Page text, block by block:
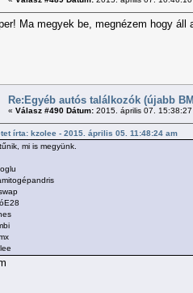
Ma megyek be, megnézem hogy áll
Re:Egyéb autós találkozók (újabb
« Válasz #490 Dátum: 2015. április 07.
írta: kzolee - 2015. április 05. 11:48:24 am
mi is megyünk.